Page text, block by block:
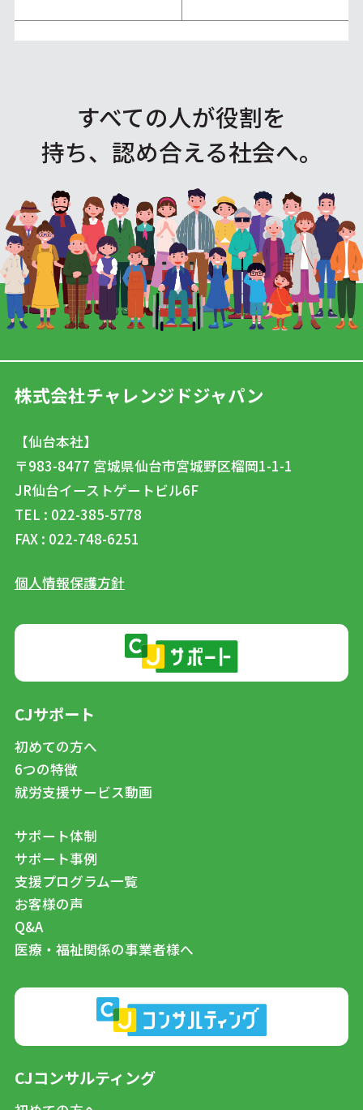
すべての人が役割を
持ち、認め合える社会へ。
株式会社チャレンジドジャパン
【仙台本社】
〒983-8477 宮城県仙台市宮城野区榴岡1-1-1
JR仙台イーストゲートビル6F
TEL : 022-385-5778
FAX : 022-748-6251
個人情報保護方針
CJサポート
初めての方へ
6つの特徴
就労支援サービス動画
サポート体制
サポート事例
支援プログラム一覧
お客様の声
Q&A
医療・福祉関係の事業者様へ
CJコンサルティング